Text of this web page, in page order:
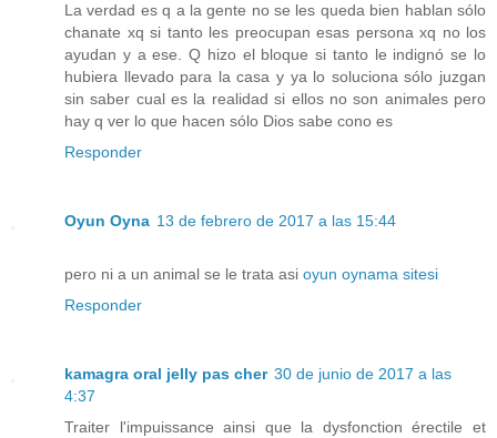
La verdad es q a la gente no se les queda bien hablan sólo
chanate xq si tanto les preocupan esas persona xq no los
ayudan y a ese. Q hizo el bloque si tanto le indignó se lo
hubiera llevado para la casa y ya lo soluciona sólo juzgan
sin saber cual es la realidad si ellos no son animales pero
hay q ver lo que hacen sólo Dios sabe cono es
Responder
Oyun Oyna 13 de febrero de 2017 a las 15:44
pero ni a un animal se le trata asi oyun oynama sitesi
Responder
kamagra oral jelly pas cher 30 de junio de 2017 a las
4:37
Traiter l'impuissance ainsi que la dysfonction érectile et